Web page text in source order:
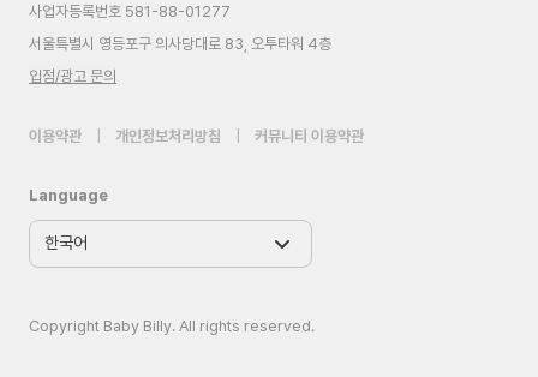
사업자등록번호 581-88-01277
서울특별시 영등포구 의사당대로 83, 오투타워 4층
입점/광고 문의
이용약관 개인정보처리방침 커뮤니티 이용약관
Language
Copyright Baby Billy. All rights reserved.